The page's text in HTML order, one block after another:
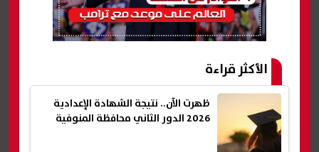
الأكثر قراءة
ظهرت الآن.. نتيجة الشهادة الإعدادية
2026 الدور الثاني محافظة المنوفية